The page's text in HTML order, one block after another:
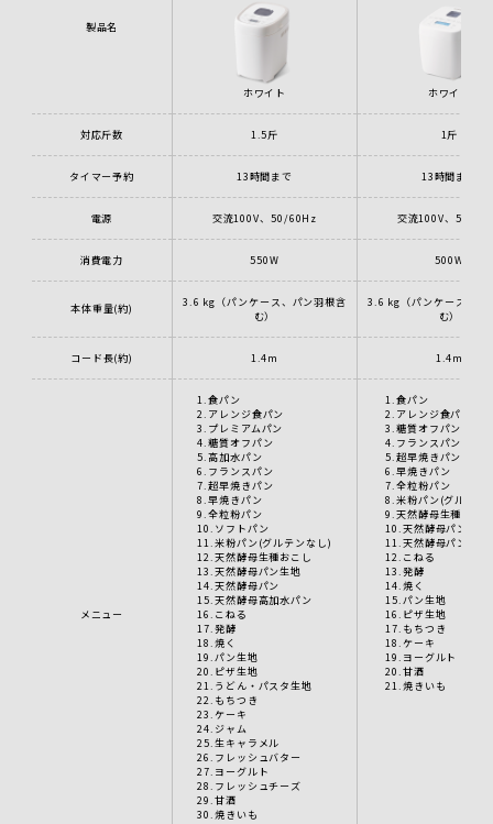
製品名
ホワイト ホワイト
対応斤数 1.5斤 1斤
タイマー予約 13時間まで 13時間まで
電源 交流100V、50/60Hz 交流100V、50/
消費電力 550W 500W
本体重量(約)
3.6 kg（パンケース、パン羽根含
む）
3.6 kg（パンケース、パ
む）
コード長(約) 1.4m 1.4m
メニュー
1.食パン
2.アレンジ食パン
3.プレミアムパン
4.糖質オフパン
5.高加水パン
6.フランスパン
7.超早焼きパン
8.早焼きパン
9.全粒粉パン
10.ソフトパン
11.米粉パン(グルテンなし)
12.天然酵母生種おこし
13.天然酵母パン生地
14.天然酵母パン
15.天然酵母高加水パン
16.こねる
17.発酵
18.焼く
19.パン生地
20.ピザ生地
21.うどん・パスタ生地
22.もちつき
23.ケーキ
24.ジャム
25.生キャラメル
26.フレッシュバター
27.ヨーグルト
28.フレッシュチーズ
29.甘酒
30.焼きいも
1.食パン
2.アレンジ食パン
3.糖質オフパン
4.フランスパン
5.超早焼きパン
6.早焼きパン
7.全粒粉パン
8.米粉パン(グルテン
9.天然酵母生種おこ
10.天然酵母パン生地
11.天然酵母パン
12.こねる
13.発酵
14.焼く
15.パン生地
16.ピザ生地
17.もちつき
18.ケーキ
19.ヨーグルト
20.甘酒
21.焼きいも